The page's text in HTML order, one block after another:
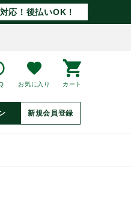
応！後払いOK！
お気に入り カート
新規会員登録